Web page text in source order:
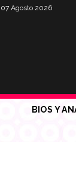
Agosto 2026
BIOS Y